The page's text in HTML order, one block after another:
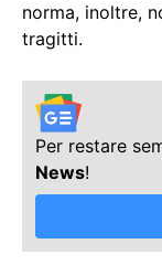
norma, inoltre,
tragitti.
Per restare
News!